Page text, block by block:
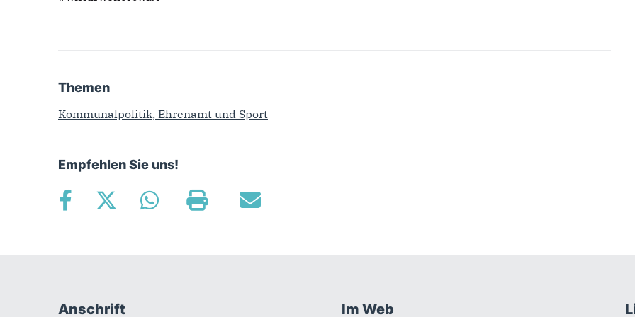
Themen
Kommunalpolitik, Ehrenamt und Sport
Empfehlen Sie uns!
Anschrift Im Web